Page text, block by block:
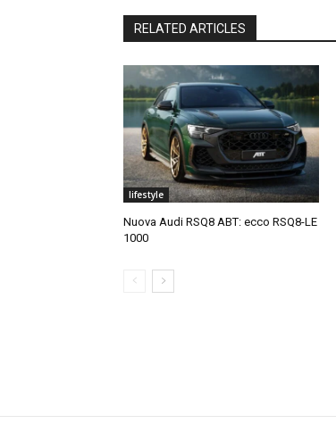
RELATED ARTICLES
lifestyle
Nuova Audi RSQ8 ABT: ecco RSQ8-LE
1000